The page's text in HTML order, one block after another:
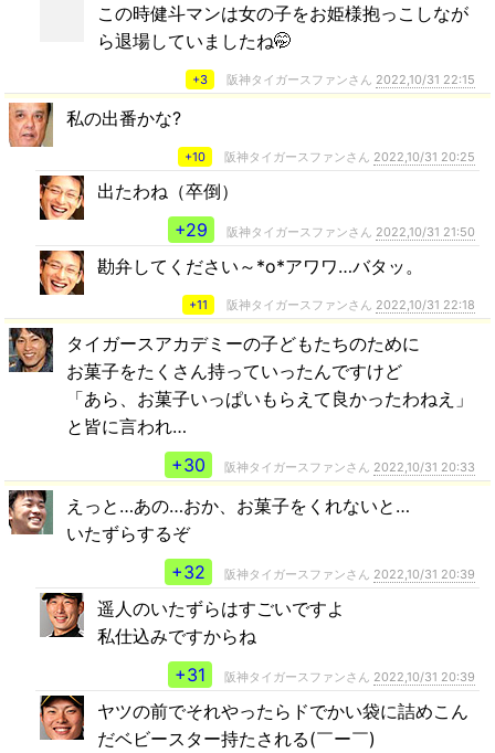
この時健斗マンは女の子をお姫様抱っこしなが
ら退場していましたね🤭
+3 阪神タイガースファンさん 2022,10/31 22:15
私の出番かな?
+10 阪神タイガースファンさん 2022,10/31 20:25
出たわね（卒倒）
+29
阪神タイガースファンさん 2022,10/31 21:50
勘弁してください～*o*アワワ…バタッ。
+11 阪神タイガースファンさん 2022,10/31 22:18
タイガースアカデミーの子どもたちのために
お菓子をたくさん持っていったんですけど
「あら、お菓子いっぱいもらえて良かったわねえ」
と皆に言われ…
+30
阪神タイガースファンさん 2022,10/31 20:33
えっと…あの…おか、お菓子をくれないと…
いたずらするぞ
+32
阪神タイガースファンさん 2022,10/31 20:39
遥人のいたずらはすごいですよ
私仕込みですからね
+31
阪神タイガースファンさん 2022,10/31 20:39
ヤツの前でそれやったらドでかい袋に詰めこん
だベビースター持たされる(￣ー￣)